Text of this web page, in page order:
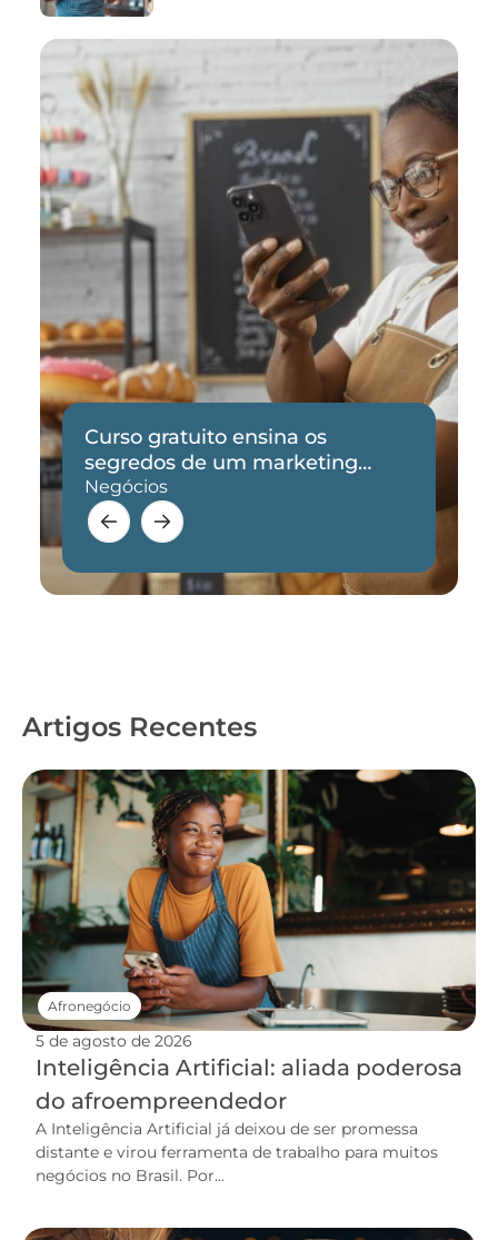
Curso gratuito ensina os
segredos de um marketing
eficaz
Negócios
Artigos Recentes
5 de agosto de 2026
Inteligência Artificial: aliada poderosa
do afroempreendedor
A Inteligência Artificial já deixou de ser promessa
distante e virou ferramenta de trabalho para muitos
negócios no Brasil. Por...
Afronegócio